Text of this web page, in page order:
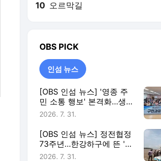
10 오르막길
OBS PICK
인섬 뉴스
[OBS 인섬 뉴스] '영종 주
민 소통 행보' 본격화…생활
현안 청취
2026. 7. 31.
[OBS 인섬 뉴스] 정전협정
73주년…한강하구에 뜬 '평
화의 배'
2026. 7. 31.